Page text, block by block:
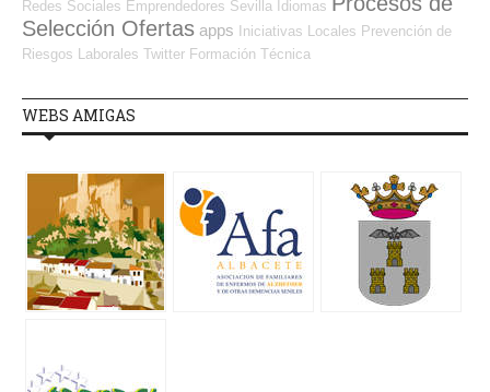
Redes Sociales Emprendedores Sevilla Idiomas
Selección Ofertas apps Iniciativas Locales Prevención de
Riesgos Laborales Twitter Formación Técnica
WEBS AMIGAS